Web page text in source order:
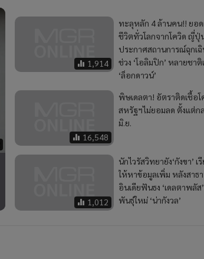
1,914
ทะลุหลัก 4 ล้านคน!! ยอด
ชีวิตทั่วโลกจากโควิด ญี่ปุ่
ประกาศสถานการณ์ฉุกเ
ช่วง ‘โอลิมปิก’ หลายชา
‘ล็อกดาวน์’
16,548
พิษเดลตา! อัตราติดเชื้อโค
สหรัฐฯไม่ยอมลด ตั้งแต่ก
มิ.ย.
1,012
นักไวรัสวิทยายัง‘กังขา’ เรี
ให้หาข้อมูลเพิ่ม หลังสาธ
อินเดียฟันธง ‘เดลตาพลัส
พันธุ์ใหม่ ‘น่ากังวล’